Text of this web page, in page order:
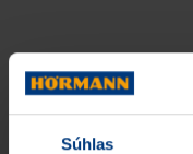
Súhlas